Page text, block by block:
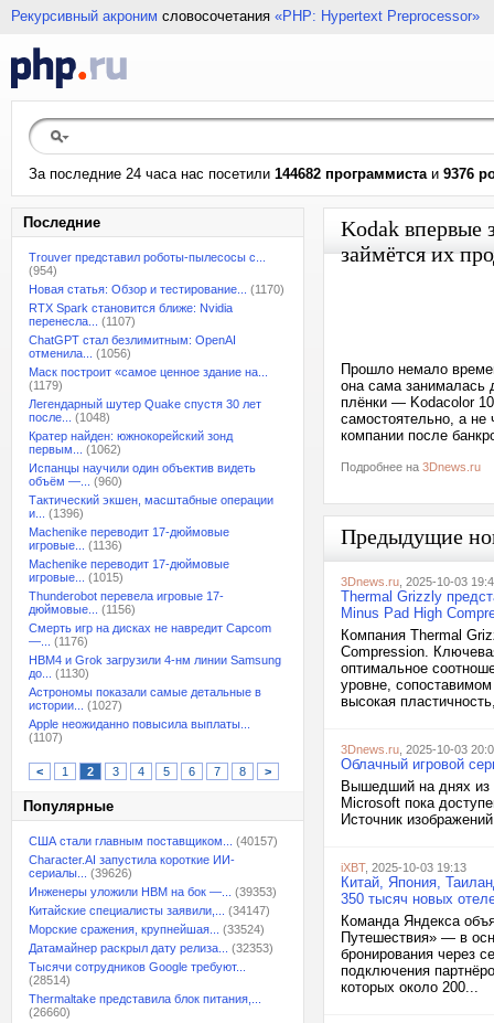
Рекурсивный акроним словосочетания «PHP: Hypertext Preprocessor»
За последние 24 часа нас посетили 144682 программистаи 9376
Последние
Trouver представил роботы-пылесосы с...
(954)
Новая статья: Обзор и тестирование...
(1170)
RTX Spark становится ближе: Nvidia
перенесла...
(1107)
ChatGPT стал безлимитным: OpenAI
отменила...
(1056)
Маск построит «самое ценное здание на...
(1179)
Легендарный шутер Quake спустя 30 лет
после...
(1048)
Кратер найден: южнокорейский зонд
первым...
(1062)
Испанцы научили один объектив видеть
объём —...
(960)
Тактический экшен, масштабные операции
и...
(1396)
Machenike переводит 17-дюймовые
игровые...
(1136)
Machenike переводит 17-дюймовые
игровые...
(1015)
Thunderobot перевела игровые 17-
дюймовые...
(1156)
Смерть игр на дисках не навредит Capcom
—...
(1176)
HBM4 и Grok загрузили 4-нм линии Samsung
до...
(1130)
Астрономы показали самые детальные в
истории...
(1027)
Apple неожиданно повысила выплаты...
(1107)
< 1 2 3 4 5 6 7 8 >
Популярные
США стали главным поставщиком...
(40157)
Character.AI запустила короткие ИИ-
сериалы...
(39626)
Инженеры уложили HBM на бок —...
(39353)
Китайские специалисты заявили,...
(34147)
Морские сражения, крупнейшая...
(33524)
Датамайнер раскрыл дату релиза...
(32353)
Тысячи сотрудников Google требуют...
(28514)
Thermaltake представила блок питания,...
(26660)
Kodak впервые
займётся их
Прошло немало
она сама занималась
плёнки — Kodacolor
самостоятельно, а не
компании после
Подробнее на 3Dnews.ru
Предыдущие
3Dnews.ru , 2025-10-03
Thermal Grizzly
Minus Pad High
Компания Thermal
Compression.
оптимальное
уровне,
высокая
3Dnews.ru , 2025-10-03
Облачный игровой
Вышедший на днях из
Microsoft пока
Источник
iXBT, 2025-10-03 19:13
Китай, Япония,
350 тысяч новых
Команда Яндекса
Путешествия» — в
бронирования через
подключения
которых около 200...